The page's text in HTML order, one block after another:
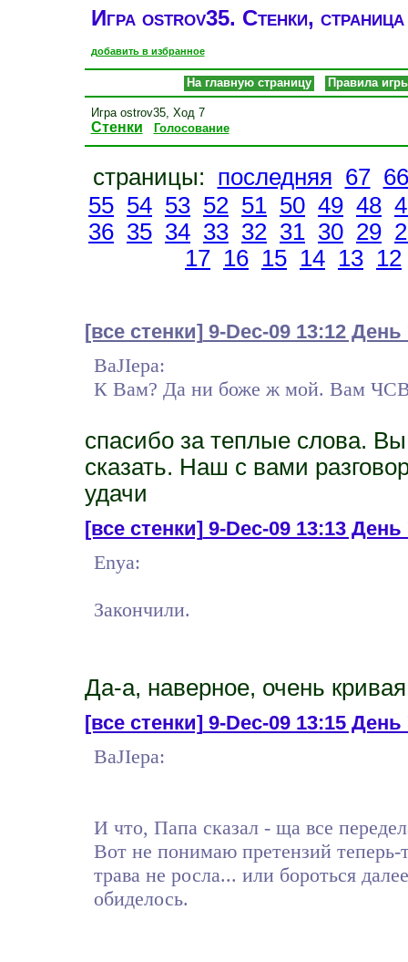
Игра ostrov35. Стенки,
добавить в избранное
На главную страницу Правила
Игра ostrov35, Ход 7
Стенки Голосование
страницы: последняя 67 66
55 54 53 52 51 50 49 48
36 35 34 33 32 31 30 29
17 16 15 14 13 12
[все стенки] 9-Dec-09 13:12
BaJIepa:
К Вам? Да ни боже ж мой. Вам ЧСВ
спасибо за теплые слова.
сказать. Наш с вами
удачи
[все стенки]9-Dec-09 13:13 День
Enya:
Закончили.
Да-а, наверное, очень
[все стенки]9-Dec-09 13:15 День
BaJIepa:
И что, Папа сказал - ща все
Вот не понимаю претензий теперь-
трава не росла... или бороться
обиделось.